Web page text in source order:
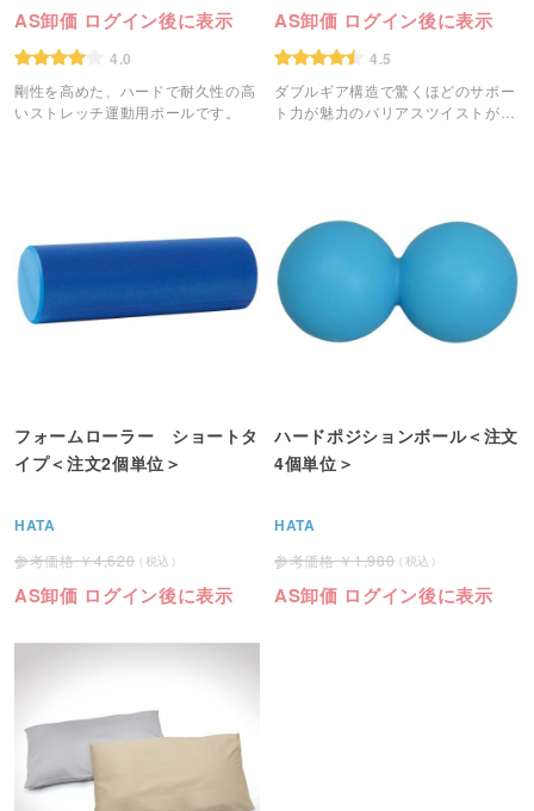
AS卸価 ログイン後に表示
4.0
剛性を高めた、ハードで耐久性の高
いストレッチ運動用ポールです。
AS卸価 ログイン後に表示
4.5
ダブルギア構造で驚くほどのサポー
ト力が魅力のバリアスツイストが、
フォームローラー ショートタ
イプ＜注文2個単位＞
HATA
4,620
AS卸価 ログイン後に表示
ハードポジションボール＜注文
4個単位＞
HATA
1,980
AS卸価 ログイン後に表示